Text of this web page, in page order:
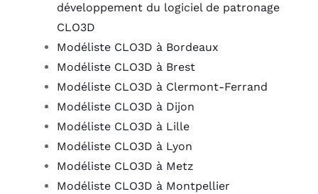
développement du logiciel de patronage
CLO3D
Modéliste CLO3D à Bordeaux
Modéliste CLO3D à Brest
Modéliste CLO3D à Clermont-Ferrand
Modéliste CLO3D à Dijon
Modéliste CLO3D à Lille
Modéliste CLO3D à Lyon
Modéliste CLO3D à Metz
Modéliste CLO3D à Montpellier